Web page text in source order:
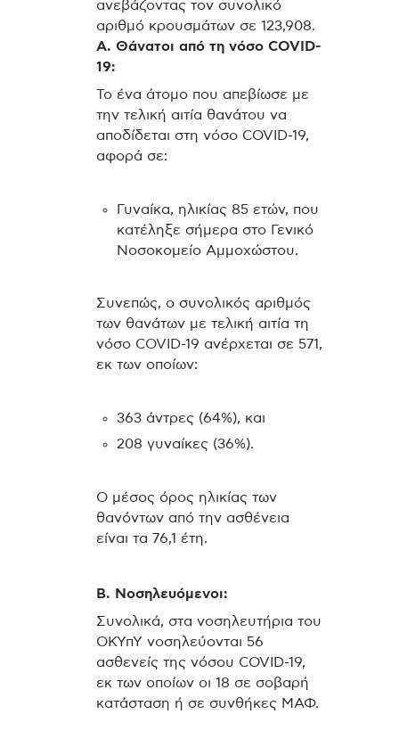
ανεβάζοντας τον συνολικό
αριθμό κρουσμάτων σε 123,908.
Α. Θάνατοι από τη νόσο COVID-
19:
Το ένα άτομο που απεβίωσε με
την τελική αιτία θανάτου να
αποδίδεται στη νόσο COVID-19,
αφορά σε:
Γυναίκα, ηλικίας 85 ετών, που
κατέληξε σήμερα στο Γενικό
Νοσοκομείο Αμμοχώστου.
Συνεπώς, ο συνολικός αριθμός
των θανάτων με τελική αιτία τη
νόσο COVID-19 ανέρχεται σε 571,
εκ των οποίων:
363 άντρες (64%), και
208 γυναίκες (36%).
Ο μέσος όρος ηλικίας των
θανόντων από την ασθένεια
είναι τα 76,1 έτη.
Β. Νοσηλευόμενοι:
Συνολικά, στα νοσηλευτήρια του
ΟΚΥπΥ νοσηλεύονται 56
ασθενείς της νόσου COVID-19,
εκ των οποίων οι 18 σε σοβαρή
κατάσταση ή σε συνθήκες ΜΑΦ.